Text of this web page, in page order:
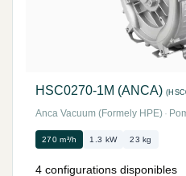
HSC0270-1M (ANCA)
Anca Vacuum (Formely HPE) ·
270 m³/h 1.3 kW 23 kg
4 configurations disponibles